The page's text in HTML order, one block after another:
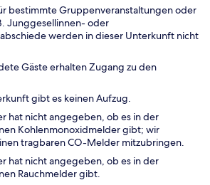
bestimmte Gruppenveranstaltungen oder
Junggesellinnen- oder
werden in dieser Unterkunft nicht
Gäste erhalten Zugang zu den
gibt es keinen Aufzug.
hat nicht angegeben, ob es in der
Kohlenmonoxidmelder gibt; wir
tragbaren CO-Melder mitzubringen.
hat nicht angegeben, ob es in der
Rauchmelder gibt.